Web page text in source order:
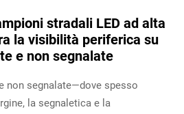
stradali LED ad alta
la visibilità periferica su
e non segnalate
non segnalate—dove spesso
la segnaletica e la